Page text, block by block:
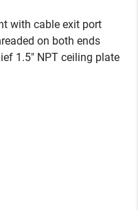
with cable exit port
on both ends
1.5" NPT ceiling plate